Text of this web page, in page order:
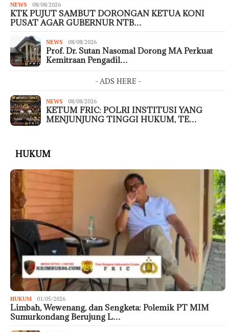
NEWS 08/08/2026
KTK PUJUT SAMBUT DORONGAN KETUA KONI
PUSAT AGAR GUBERNUR NTB…
NEWS 08/08/2026
Prof. Dr. Sutan Nasomal Dorong MA Perkuat
Kemitraan Pengadil…
- ADS HERE -
NEWS 08/08/2026
KETUM FRIC: POLRI INSTITUSI YANG
MENJUNJUNG TINGGI HUKUM, TE…
HUKUM
HUKUM 01/05/2026
Limbah, Wewenang, dan Sengketa: Polemik PT MIM
Sumurkondang Berujung L…